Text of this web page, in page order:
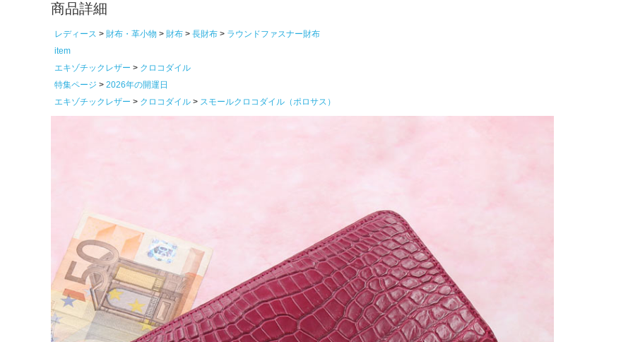
商品詳細
レディース 財布・革小物 財布 長財布
ラウンドファスナー財布
item
エキゾチックレザー
クロコダイル
特集ページ
2026年の開運日
エキゾチックレザー
クロコダイル スモールクロコダイル（ポロサス）